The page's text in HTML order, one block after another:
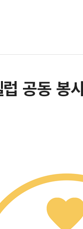
럽 공동